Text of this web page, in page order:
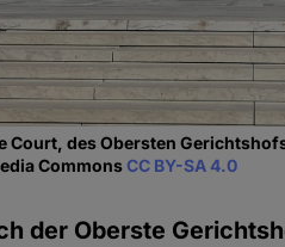
Court, des Obersten
CommonsCC BY-SA 4.0
der Oberste